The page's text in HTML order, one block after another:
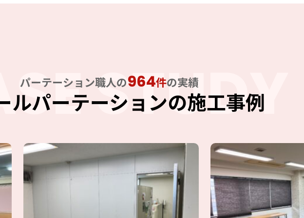
STUDY
パーテーション職人の964件の実績
ルパーテーションの施工事例